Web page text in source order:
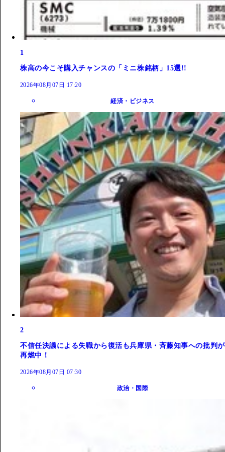
1
株高の今こそ購入チャンスの「ミニ株銘柄」15選!!
2026年08月07日 17:20
経済・ビジネス
2
不信任決議による失職から復活も兵庫県・斉藤知事への批判が
再燃中！
2026年08月07日 07:30
政治・国際